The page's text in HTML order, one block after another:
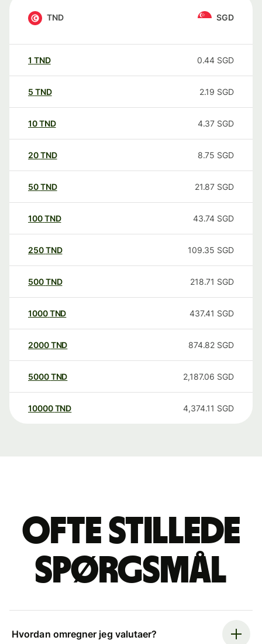
TND SGD
1 TND 0.44 SGD
5 TND 2.19 SGD
10TND 4.37 SGD
20TND 8.75 SGD
50TND 21.87 SGD
100TND 43.74 SGD
250TND 109.35 SGD
500TND 218.71 SGD
1000TND 437.41 SGD
2000TND 874.82 SGD
5000TND 2,187.06 SGD
10000 TND 4,374.11 SGD
Ofte stillede
spørgsmål
Hvordan omregner jeg valutaer?